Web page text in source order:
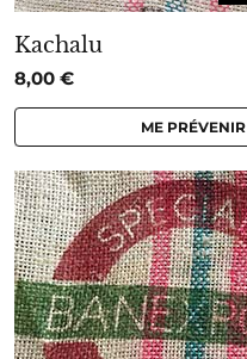
Kachalu
8,00 €
ME PRÉVENIR